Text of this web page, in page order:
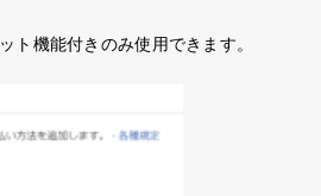
ト機能付きのみ使用できます。